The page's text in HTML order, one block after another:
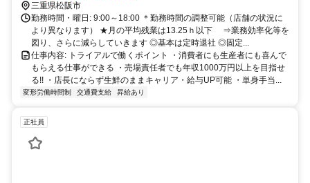
エリア内勤務または全国勤務いずれか希望を選択できます。
三重県松阪市
勤務時間・曜日: 9:00～18:00 ＊勤務時間の調整可能（店舗の状況に
より異なります） ★月の平均残業は13.25ｈ以下 ⇒業務効率化等を
図り、さらに減らしていきます ◎基本は定時退社 ◎固定...
仕事内容: トライアルで働くポイント ・消費者にも生産者にも喜んで
もらえる仕事ができる ・売場責任者でも年収1000万円以上を目指せ
る!! ・店長にならず生鮮のままキャリア・給与UP可能 ・単身手当...
変形労働時間制 交通費支給 昇給あり
正社員